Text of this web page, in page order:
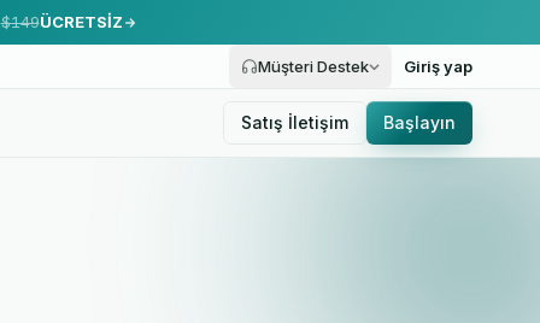
$149ÜCRETSİZ
Müşteri Destek Giriş yap
Satış İletişim Başlayın